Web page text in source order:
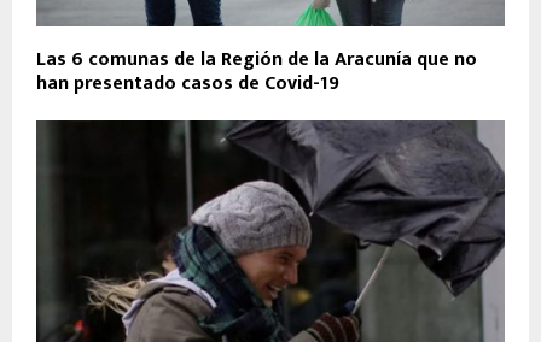
Las 6 comunas de la Región de la Aracunía que no
han presentado casos de Covid-19